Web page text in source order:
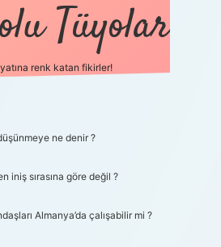
Tüyolar
renk katan fikirler!
ne denir ?
iniş sırasına göre değil ?
Almanya’da çalışabilir mi ?